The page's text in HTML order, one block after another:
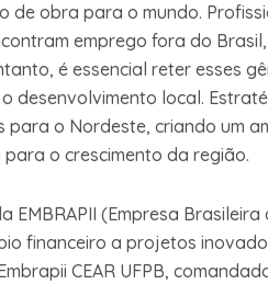
de obra para o mundo.
emprego fora do Brasil,
é essencial reter esses
desenvolvimento local.
o Nordeste, criando um
o crescimento da região.
(Empresa Brasileira
financeiro a projetos
CEAR UFPB,